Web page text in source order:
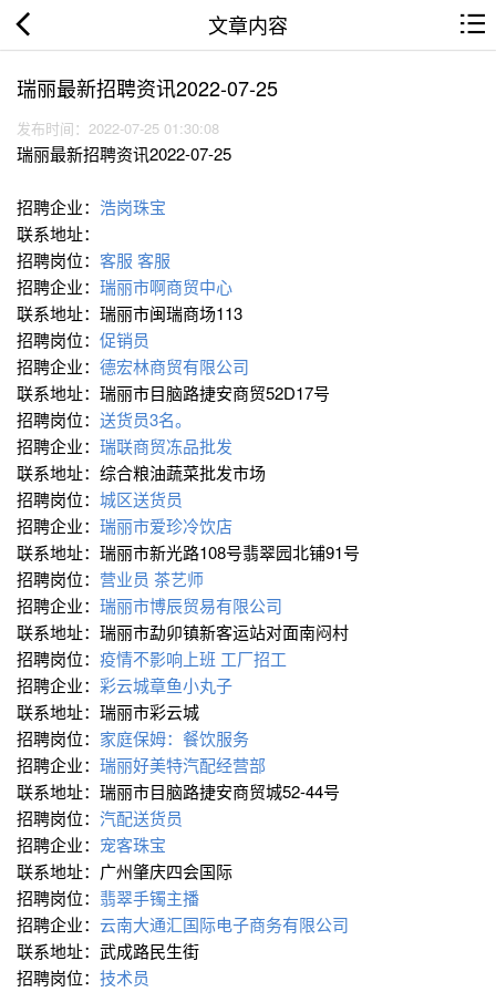
文章内容
瑞丽最新招聘资讯2022-07-25
发布时间：2022-07-25 01:30:08
瑞丽最新招聘资讯2022-07-25
招聘企业： 浩岗珠宝
联系地址：
招聘岗位： 客服 客服
招聘企业： 瑞丽市啊商贸中心
联系地址：瑞丽市闽瑞商场113
招聘岗位： 促销员
招聘企业： 德宏林商贸有限公司
联系地址：瑞丽市目脑路捷安商贸52D17号
招聘岗位： 送货员3名。
招聘企业： 瑞联商贸冻品批发
联系地址：综合粮油蔬菜批发市场
招聘岗位： 城区送货员
招聘企业： 瑞丽市爱珍冷饮店
联系地址：瑞丽市新光路108号翡翠园北铺91号
招聘岗位： 营业员 茶艺师
招聘企业： 瑞丽市博辰贸易有限公司
联系地址：瑞丽市勐卯镇新客运站对面南闷村
招聘岗位： 疫情不影响上班 工厂招工
招聘企业： 彩云城章鱼小丸子
联系地址：瑞丽市彩云城
招聘岗位： 家庭保姆：餐饮服务
招聘企业： 瑞丽好美特汽配经营部
联系地址：瑞丽市目脑路捷安商贸城52-44号
招聘岗位： 汽配送货员
招聘企业： 宠客珠宝
联系地址：广州肇庆四会国际
招聘岗位： 翡翠手镯主播
招聘企业： 云南大通汇国际电子商务有限公司
联系地址：武成路民生街
招聘岗位： 技术员